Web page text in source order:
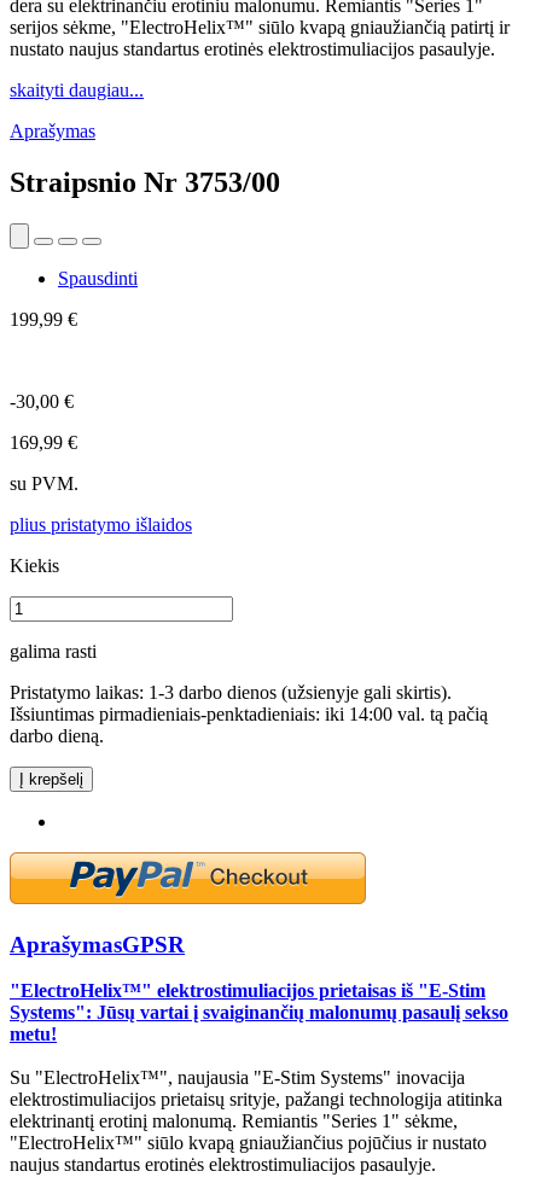
dera su elektrinančiu erotiniu malonumu. Remiantis "Series 1"
serijos sėkme, "ElectroHelix™" siūlo kvapą gniaužiančią patirtį ir
nustato naujus standartus erotinės elektrostimuliacijos pasaulyje.
skaityti daugiau...
Aprašymas
Straipsnio Nr 3753/00
Spausdinti
199,99 €
-30,00 €
169,99 €
su PVM.
plius pristatymo išlaidos
Kiekis
galima rasti
Pristatymo laikas: 1-3 darbo dienos (užsienyje gali skirtis).
Išsiuntimas pirmadieniais-penktadieniais: iki 14:00 val. tą pačią
darbo dieną.
Į krepšelį
AprašymasGPSR
"ElectroHelix™" elektrostimuliacijos prietaisas iš "E-Stim
Systems": Jūsų vartai į svaiginančių malonumų pasaulį sekso
metu!
Su "ElectroHelix™", naujausia "E-Stim Systems" inovacija
elektrostimuliacijos prietaisų srityje, pažangi technologija atitinka
elektrinantį erotinį malonumą. Remiantis "Series 1" sėkme,
"ElectroHelix™" siūlo kvapą gniaužiančius pojūčius ir nustato
naujus standartus erotinės elektrostimuliacijos pasaulyje.